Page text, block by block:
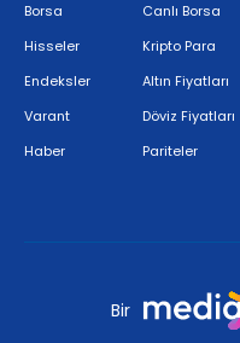
Borsa
Hisseler
Endeksler
Varant
Haber
Canlı Borsa
Kripto Para
Altın Fiyatları
Döviz Fiyatları
Pariteler
Bir